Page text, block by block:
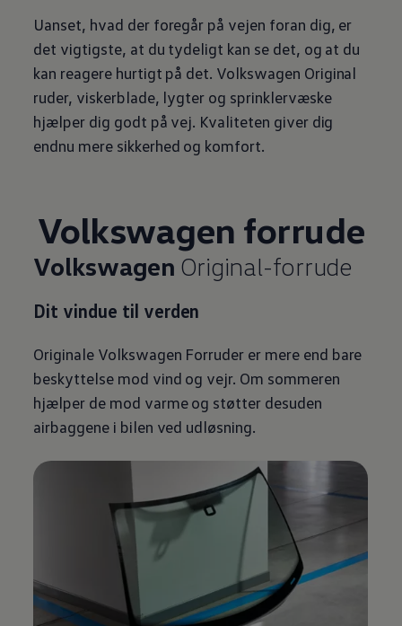
Uanset, hvad der foregår på vejen foran dig, er
det vigtigste, at du tydeligt kan se det, og at du
kan reagere hurtigt på det. Volkswagen Original
ruder, viskerblade, lygter og sprinklervæske
hjælper dig godt på vej. Kvaliteten giver dig
endnu mere sikkerhed og komfort.
Volkswagen forrude
Volkswagen Original-forrude
Dit vindue til verden
Originale Volkswagen Forruder er mere end bare
beskyttelse mod vind og vejr. Om sommeren
hjælper de mod varme og støtter desuden
airbaggene i bilen ved udløsning.